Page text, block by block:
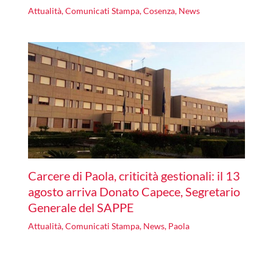
Attualità,Comunicati Stampa,Cosenza, News
Carcere di Paola, criticità gestionali: il 13
agosto arriva Donato Capece, Segretario
Generale del SAPPE
Attualità,Comunicati Stampa, News, Paola